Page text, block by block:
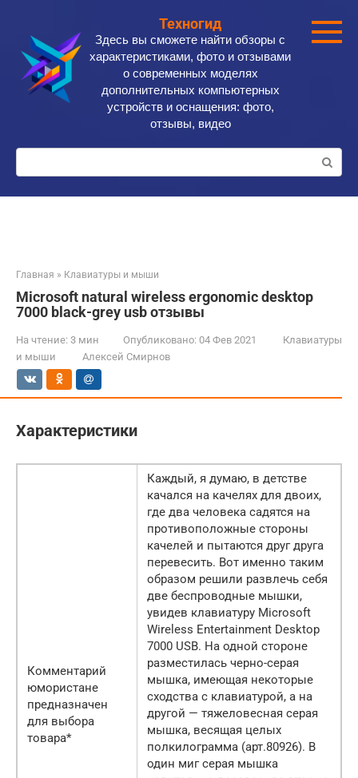
контенту
Техногид
Здесь вы сможете найти обзоры с
характеристиками, фото и отзывами
о современных моделях
дополнительных компьютерных
устройств и оснащения: фото,
отзывы, видео
Поиск:
Главная » Клавиатуры и мыши
Microsoft natural wireless ergonomic desktop
7000 black-grey usb отзывы
На чтение: 3 мин Опубликовано: 04 Фев 2021
Клавиатуры
и мыши
Алексей Смирнов
Характеристики
Комментарий
юмористане
предназначен
для выбора
товара*
Каждый, я думаю, в детстве
качался на качелях для двоих,
где два человека садятся на
противоположные стороны
качелей и пытаются друг друга
перевесить. Вот именно таким
образом решили развлечь себя
две беспроводные мышки,
увидев клавиатуру Microsoft
Wireless Entertainment Desktop
7000 USB. На одной стороне
разместилась черно-серая
мышка, имеющая некоторые
сходства с клавиатурой, а на
другой — тяжеловесная серая
мышка, весящая целых
полкилограмма (арт.80926). В
один миг серая мышка